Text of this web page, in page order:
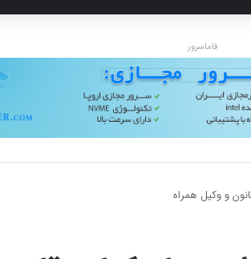
فاماسرور
و وکیل همراه